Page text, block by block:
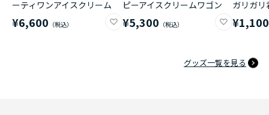
ーティワンアイスクリーム
¥6,600
ピーアイスクリームワゴン
¥5,300
ガリガ
¥1,100
グッズ一覧を見る